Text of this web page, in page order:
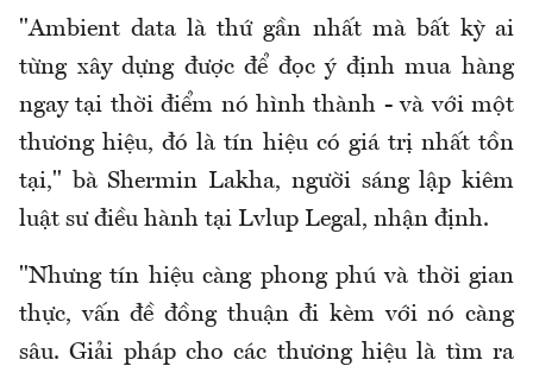
"Ambient data là thứ gần nhất mà bất kỳ ai
từng xây dựng được để đọc ý định mua hàng
ngay tại thời điểm nó hình thành - và với một
thương hiệu, đó là tín hiệu có giá trị nhất tồn
tại," bà Shermin Lakha, người sáng lập kiêm
luật sư điều hành tại Lvlup Legal, nhận định.
"Nhưng tín hiệu càng phong phú và thời gian
thực, vấn đề đồng thuận đi kèm với nó càng
sâu. Giải pháp cho các thương hiệu là tìm ra